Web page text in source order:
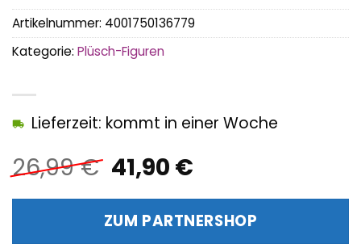
26,99€ Ursprünglicher
Preis
war:
26,99 €
41,90 €Aktueller
ist:
41,90 €.
Lieferzeit: kommt in einer Woche
ZUM PARTNERSHOP
Artikelnummer: 4001750136779
Kategorie: Plüsch-Figuren